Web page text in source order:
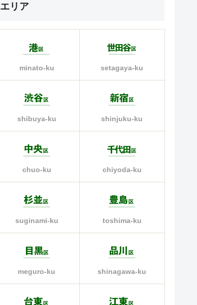
エリア
minato-ku setagaya-ku
shibuya-ku shinjuku-ku
chuo-ku chiyoda-ku
suginami-ku toshima-ku
meguro-ku shinagawa-ku